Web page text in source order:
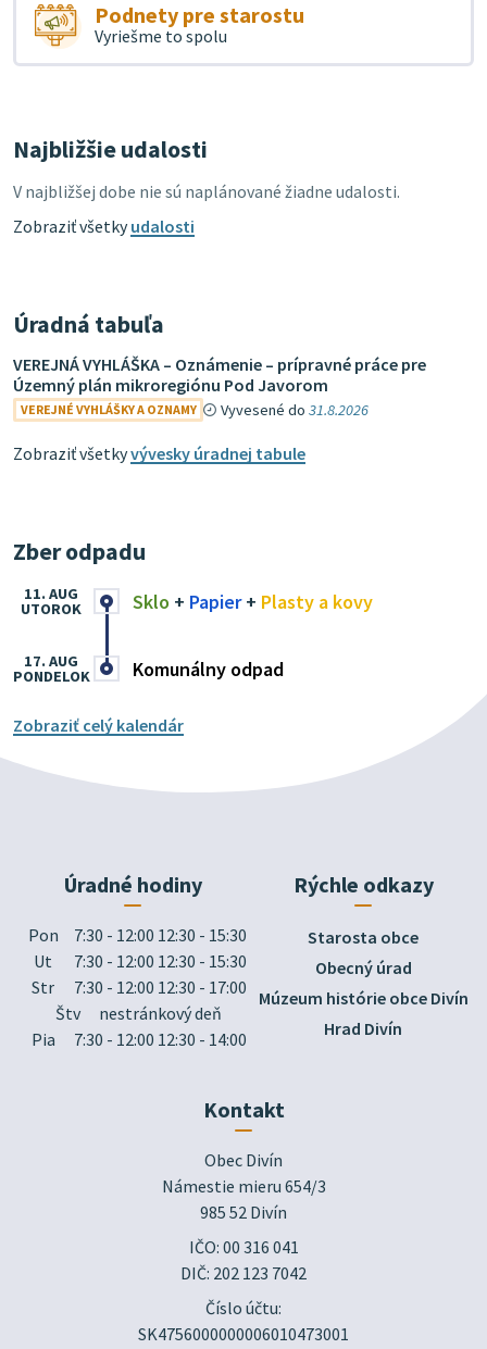
Podnety pre starostu
Vyriešme to spolu
Najbližšie udalosti
V najbližšej dobe nie sú naplánované žiadne udalosti.
Zobraziť všetkyudalosti
Úradná tabuľa
VEREJNÁ VYHLÁŠKA – Oznámenie – prípravné práce pre
Územný plán mikroregiónu Pod Javorom
VEREJNÉ VYHLÁŠKY A OZNAMY Vyvesené do31.8.2026
Zobraziť všetkyvývesky úradnej tabule
Zber odpadu
Sklo + Papier+ Plasty a kovy
11. AUG
UTOROK
Komunálny odpad
17. AUG
PONDELOK
Zobraziť celý kalendár
Úradné hodiny
Pon
7:30 - 12:00 12:30 - 15:30
Ut
7:30 - 12:00 12:30 - 15:30
Str
7:30 - 12:00 12:30 - 17:00
Štv
nestránkový deň
Pia
7:30 - 12:00 12:30 - 14:00
Rýchle odkazy
Starosta obce
Obecný úrad
Múzeum histórie obce Divín
Hrad Divín
Kontakt
Obec Divín
Námestie mieru 654/3
985 52 Divín
IČO: 00 316 041
DIČ: 202 123 7042
Číslo účtu:
SK4756000000006010473001